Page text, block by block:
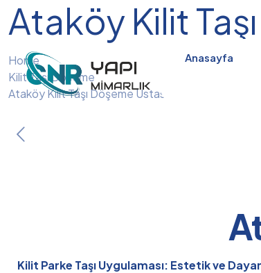
Anasayfa
Ataköy Kilit
Home
Kilit Taşı Döşeme
Ataköy Kilit Taşı Döşeme Ustası
Kilit Parke Taşı Uygulaması: Estetik ve